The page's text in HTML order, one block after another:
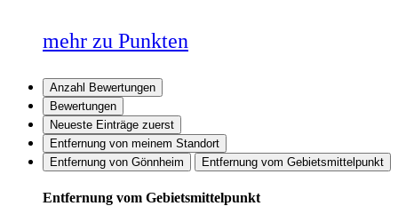
mehr zu Punkten
Anzahl Bewertungen
Bewertungen
Neueste Einträge zuerst
Entfernung von meinem Standort
Entfernung von Gönnheim
Entfernung vom Gebietsmittelpunkt
Entfernung vom Gebietsmittelpunkt